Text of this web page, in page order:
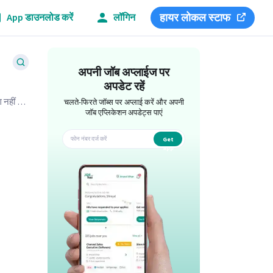
App डाउनलोड करें लॉगिन हायर लोकल स्टाफ
है।
अपनी जॉब अप्लाईज पर
अपडेट रहें
चलते-फिरते जॉब्स पर अप्लाई करें और अपनी
जॉब एप्लिकेशन अपडेट्स पाएं
Get
app